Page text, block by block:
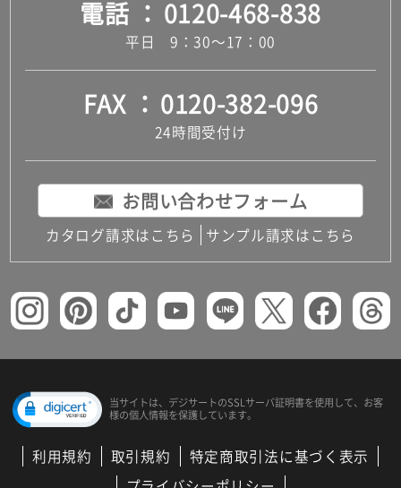
電話 0120-468-838
平日 9：30～17：00
FAX 0120-382-096
24時間受付け
お問い合わせフォーム
カタログ請求はこちら サンプル請求はこちら
当サイトは、デジサートのSSLサーバ証明書を使用して、 お客
様の個人情報を保護しています。
利用規約 取引規約
特定商取引法に基づく表示